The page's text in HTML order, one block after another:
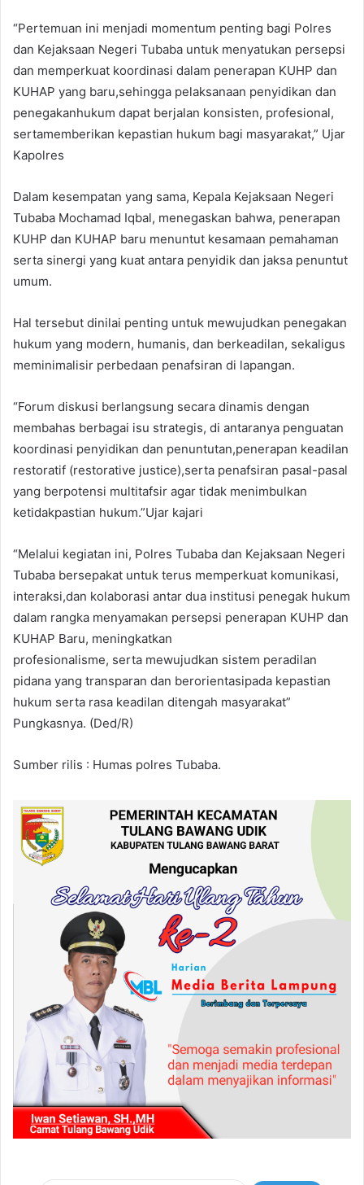
“Pertemuan ini menjadi momentum penting bagi Polres
dan Kejaksaan Negeri Tubaba untuk menyatukan persepsi
dan memperkuat koordinasi dalam penerapan KUHP dan
KUHAP yang baru,sehingga pelaksanaan penyidikan dan
penegakanhukum dapat berjalan konsisten, profesional,
sertamemberikan kepastian hukum bagi masyarakat,” Ujar
Kapolres
Dalam kesempatan yang sama, Kepala Kejaksaan Negeri
Tubaba Mochamad Iqbal, menegaskan bahwa, penerapan
KUHP dan KUHAP baru menuntut kesamaan pemahaman
serta sinergi yang kuat antara penyidik dan jaksa penuntut
umum.
Hal tersebut dinilai penting untuk mewujudkan penegakan
hukum yang modern, humanis, dan berkeadilan, sekaligus
meminimalisir perbedaan penafsiran di lapangan.
“Forum diskusi berlangsung secara dinamis dengan
membahas berbagai isu strategis, di antaranya penguatan
koordinasi penyidikan dan penuntutan,penerapan keadilan
restoratif (restorative justice),serta penafsiran pasal-pasal
yang berpotensi multitafsir agar tidak menimbulkan
ketidakpastian hukum.”Ujar kajari
“Melalui kegiatan ini, Polres Tubaba dan Kejaksaan Negeri
Tubaba bersepakat untuk terus memperkuat komunikasi,
interaksi,dan kolaborasi antar dua institusi penegak hukum
dalam rangka menyamakan persepsi penerapan KUHP dan
KUHAP Baru, meningkatkan
profesionalisme, serta mewujudkan sistem peradilan
pidana yang transparan dan berorientasipada kepastian
hukum serta rasa keadilan ditengah masyarakat”
Pungkasnya. (Ded/R)
Sumber rilis : Humas polres Tubaba.